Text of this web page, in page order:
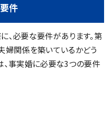
件
、必要な要件があります。第
婦関係を築いているかどう
、事実婚に必要な3つの要件